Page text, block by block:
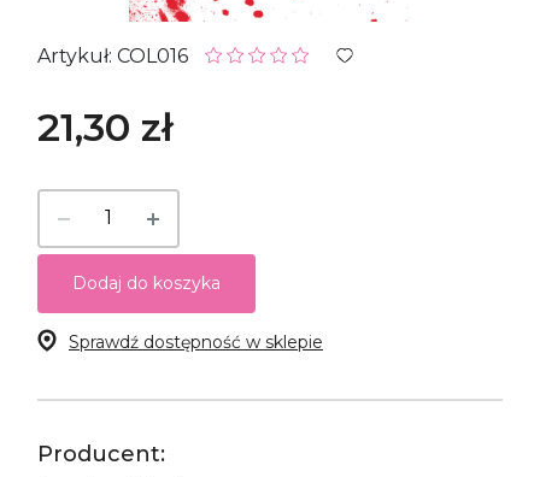
Artykuł: COL016
21,30 zł
Dodaj do koszyka
Sprawdź dostępność w sklepie
Producent: